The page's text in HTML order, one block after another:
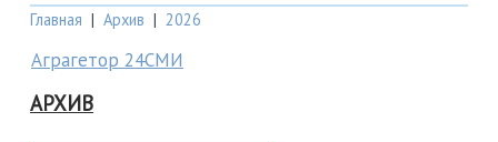
Главная | Архив | 2026
Аграгетор 24СМИ
АРХИВ